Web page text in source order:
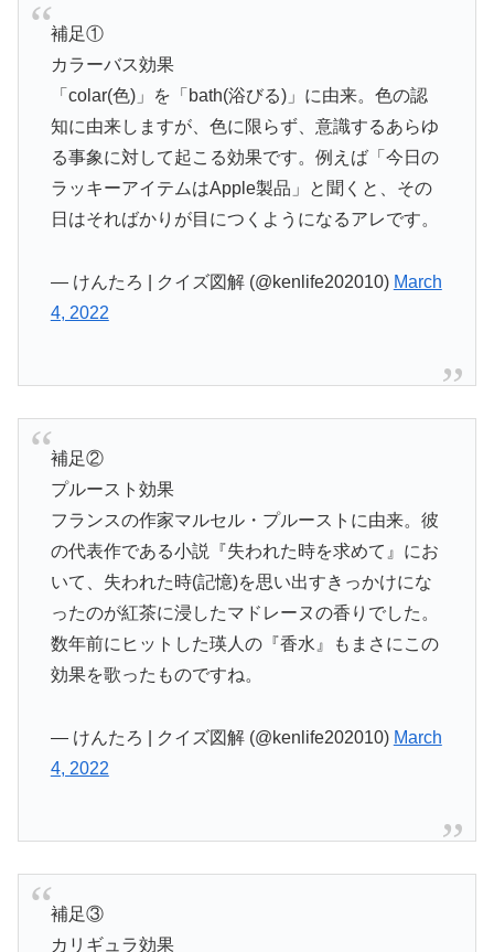
補足①
カラーバス効果
「colar(色)」を「bath(浴びる)」に由来。色の認
知に由来しますが、色に限らず、意識するあらゆ
る事象に対して起こる効果です。例えば「今日の
ラッキーアイテムはApple製品」と聞くと、その
日はそればかりが目につくようになるアレです。
— けんたろ | クイズ図解 (@kenlife202010) March
4, 2022
補足②
プルースト効果
フランスの作家マルセル・プルーストに由来。彼
の代表作である小説『失われた時を求めて』にお
いて、失われた時(記憶)を思い出すきっかけにな
ったのが紅茶に浸したマドレーヌの香りでした。
数年前にヒットした瑛人の『香水』もまさにこの
効果を歌ったものですね。
— けんたろ | クイズ図解 (@kenlife202010) March
4, 2022
補足③
カリギュラ効果